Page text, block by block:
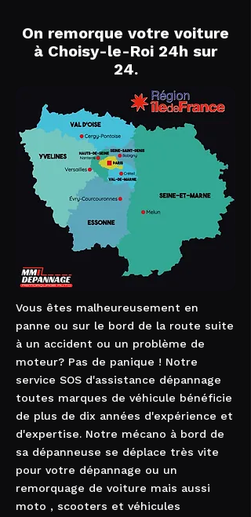
On remorque votre voiture
à Choisy-le-Roi 24h sur
24.
Vous êtes malheureusement en
panne ou sur le bord de la route suite
à un accident ou un problème de
moteur? Pas de panique ! Notre
service SOS d'assistance dépannage
toutes marques de véhicule bénéficie
de plus de dix années d'expérience et
d'expertise. Notre mécano à bord de
sa dépanneuse se déplace très vite
pour votre dépannage ou un
remorquage de voiture mais aussi
moto , scooters et véhicules